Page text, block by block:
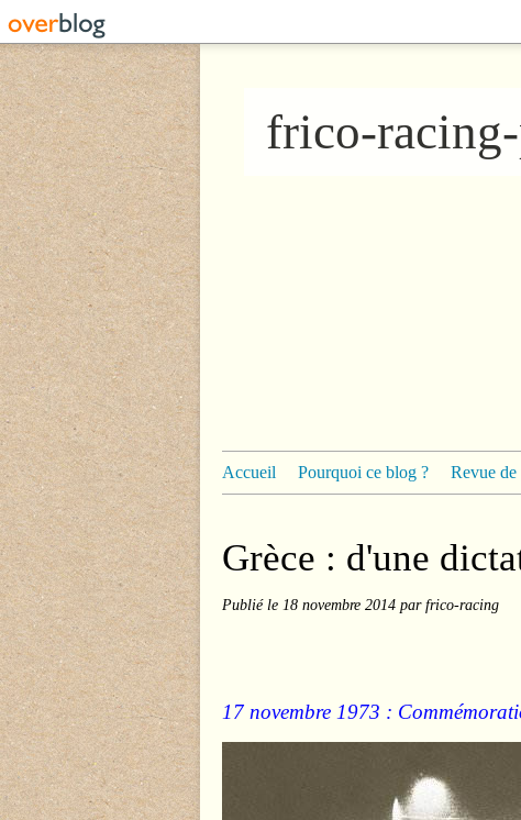
frico-
Accueil Pourquoi ce blog ? Revue de
Grèce : d'une
Publié le 18 novembre 2014 par frico-racing
17 novembre 1973 :